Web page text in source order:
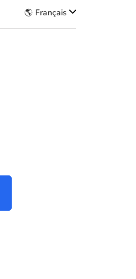
🌎 Français